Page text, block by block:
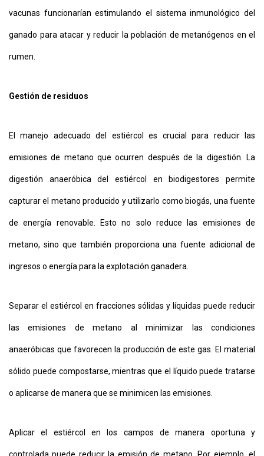
vacunas funcionarían estimulando el sistema inmunológico del
ganado para atacar y reducir la población de metanógenos en el
rumen.
Gestión de residuos
El manejo adecuado del estiércol es crucial para reducir las
emisiones de metano que ocurren después de la digestión. La
digestión anaeróbica del estiércol en biodigestores permite
capturar el metano producido y utilizarlo como biogás, una fuente
de energía renovable. Esto no solo reduce las emisiones de
metano, sino que también proporciona una fuente adicional de
ingresos o energía para la explotación ganadera.
Separar el estiércol en fracciones sólidas y líquidas puede reducir
las emisiones de metano al minimizar las condiciones
anaeróbicas que favorecen la producción de este gas. El material
sólido puede compostarse, mientras que el líquido puede tratarse
o aplicarse de manera que se minimicen las emisiones.
Aplicar el estiércol en los campos de manera oportuna y